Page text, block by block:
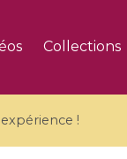
Collections
!